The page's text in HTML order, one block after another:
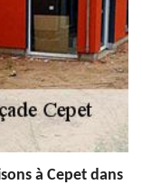
à Cepet dans